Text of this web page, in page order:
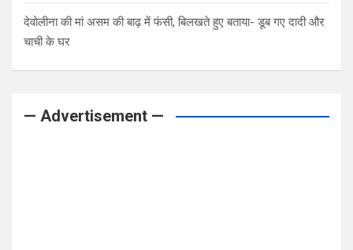
देवोलीना की मां असम की बाढ़ में फंसी, बिलखते हुए बताया- डूब गए दादी और
चाची के घर
— Advertisement —